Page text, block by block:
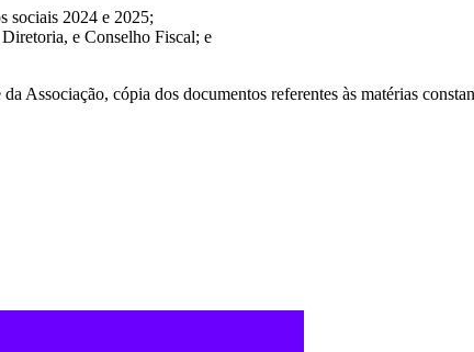
sociais 2024 e 2025;
e Conselho Fiscal; e
Associação, cópia dos documentos referentes às matérias